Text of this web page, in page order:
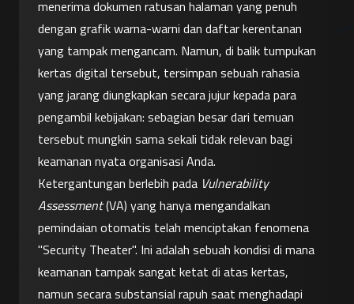
menerima dokumen ratusan halaman yang penuh
dengan grafik warna-warni dan daftar kerentanan
yang tampak mengancam. Namun, di balik tumpukan
kertas digital tersebut, tersimpan sebuah rahasia
yang jarang diungkapkan secara jujur kepada para
pengambil kebijakan: sebagian besar dari temuan
tersebut mungkin sama sekali tidak relevan bagi
keamanan nyata organisasi Anda.
Ketergantungan berlebih pada Vulnerability
Assessment (VA) yang hanya mengandalkan
pemindaian otomatis telah menciptakan fenomena
"Security Theater". Ini adalah sebuah kondisi di mana
keamanan tampak sangat ketat di atas kertas,
namun secara substansial rapuh saat menghadapi